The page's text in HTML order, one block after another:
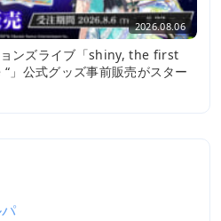
2026.08.06
ョンズライブ「shiny, the first
」公式グッズ事前販売がスター